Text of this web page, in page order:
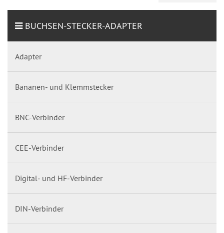
BUCHSEN-STECKER-ADAPTER
Adapter
Bananen- und Klemmstecker
BNC-Verbinder
CEE-Verbinder
Digital- und HF-Verbinder
DIN-Verbinder